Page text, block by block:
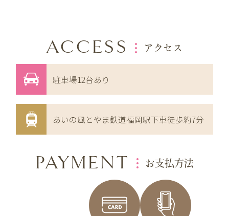
ACCESS アクセス
駐車場12台あり
あいの風とやま鉄道福岡駅下車徒歩約7分
PAYMENT お支払方法